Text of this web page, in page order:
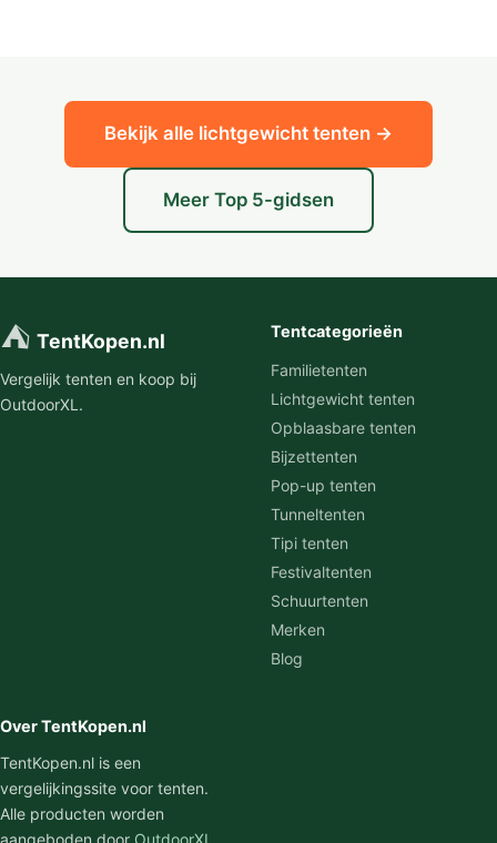
Bekijk alle lichtgewicht tenten →
Meer Top 5-gidsen
⛺ TentKopen.nl
Vergelijk tenten en koop bij
OutdoorXL.
Tentcategorieën
Familietenten
Lichtgewicht tenten
Opblaasbare tenten
Bijzettenten
Pop-up tenten
Tunneltenten
Tipi tenten
Festivaltenten
Schuurtenten
Merken
Blog
Over TentKopen.nl
TentKopen.nl is een
vergelijkingssite voor tenten.
Alle producten worden